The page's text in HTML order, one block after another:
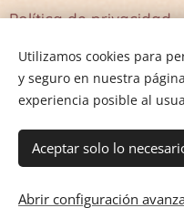
Política de privacidad
Términos y
Utilizamos cookies para
y seguro en nuestra
experiencia posible al
Aceptar solo lo
Abrir configuración